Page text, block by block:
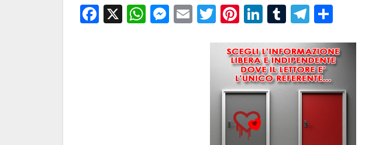
Facebook
X WhatsApp
Messenger
EmailTwitter
Pinterest
LinkedIn
TumblrTelegram